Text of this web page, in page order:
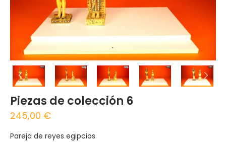
Piezas de colección 6
245,00 €
Pareja de reyes egipcios